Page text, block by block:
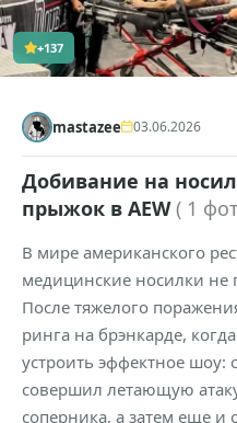
+137
mastazee 03.06.2026
Добивание на
прыжок в AEW( 1
В мире американского
медицинские носилки не
После тяжелого
ринга на брэнкарде,
устроить эффектное шоу:
совершил летающую
соперника, а затем еще и